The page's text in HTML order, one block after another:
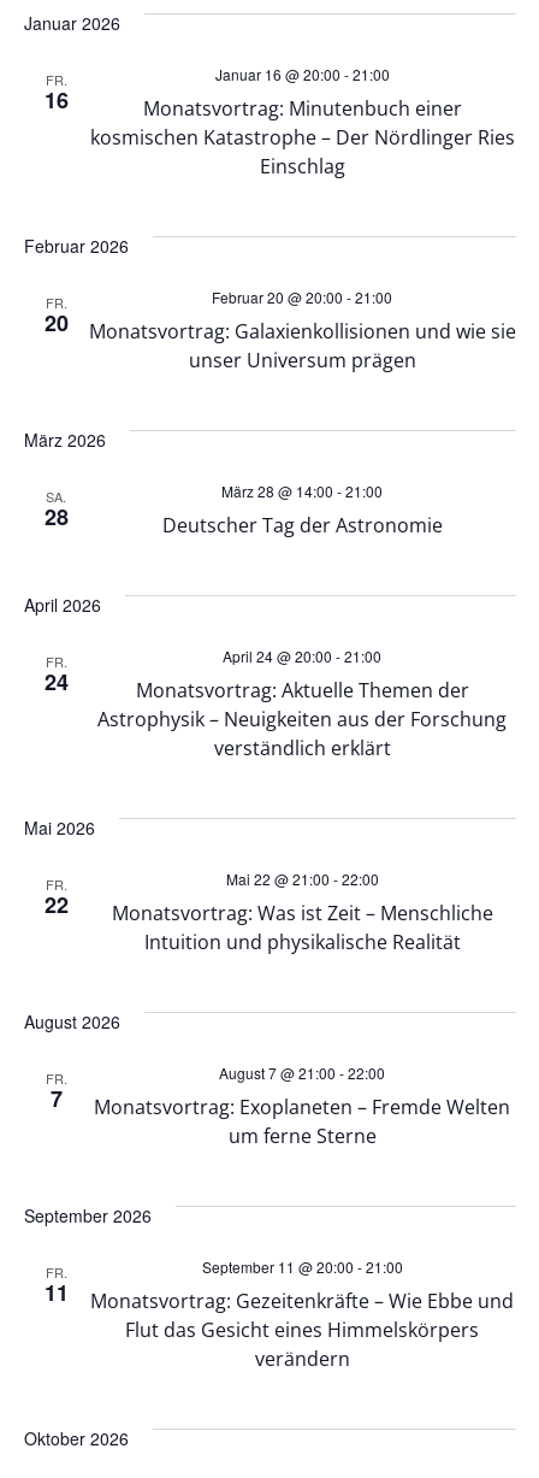
e
a
s
t
a
l
u
n
e
S
c
h
u
d
A
n
a
s
a
t
g
n
i
n
N
v
g
wählen.
Januar 2026
FR.
16
Monatsvortrag: Minutenbuch einer
kosmischen Katastrophe – Der Nördlinger Ries
Einschlag
Januar 16 @ 20:00 -21:00
Februar 2026
FR.
20
Monatsvortrag: Galaxienkollisionen und wie sie
unser Universum prägen
Februar 20 @ 20:00 -21:00
März 2026
SA.
28 Deutscher Tag der Astronomie
März 28 @ 14:00 -21:00
April 2026
FR.
24
Monatsvortrag: Aktuelle Themen der
Astrophysik – Neuigkeiten aus der Forschung
verständlich erklärt
April 24 @ 20:00 -21:00
Mai 2026
FR.
22
Monatsvortrag: Was ist Zeit – Menschliche
Intuition und physikalische Realität
Mai 22 @ 21:00 -22:00
August 2026
FR.
7
Monatsvortrag: Exoplaneten – Fremde Welten
um ferne Sterne
August 7 @ 21:00 -22:00
September 2026
FR.
11
Monatsvortrag: Gezeitenkräfte – Wie Ebbe und
Flut das Gesicht eines Himmelskörpers
verändern
September 11 @ 20:00 -21:00
Oktober 2026